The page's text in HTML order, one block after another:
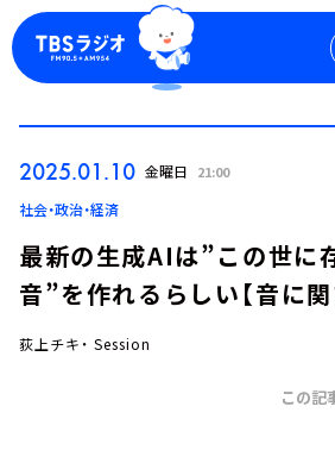
2025.01.10 金曜日 21:00
社会・政治・経済
最新の生成AIは”この世に
音”を作れるらしい【音に関
荻上チキ・ Session
この記